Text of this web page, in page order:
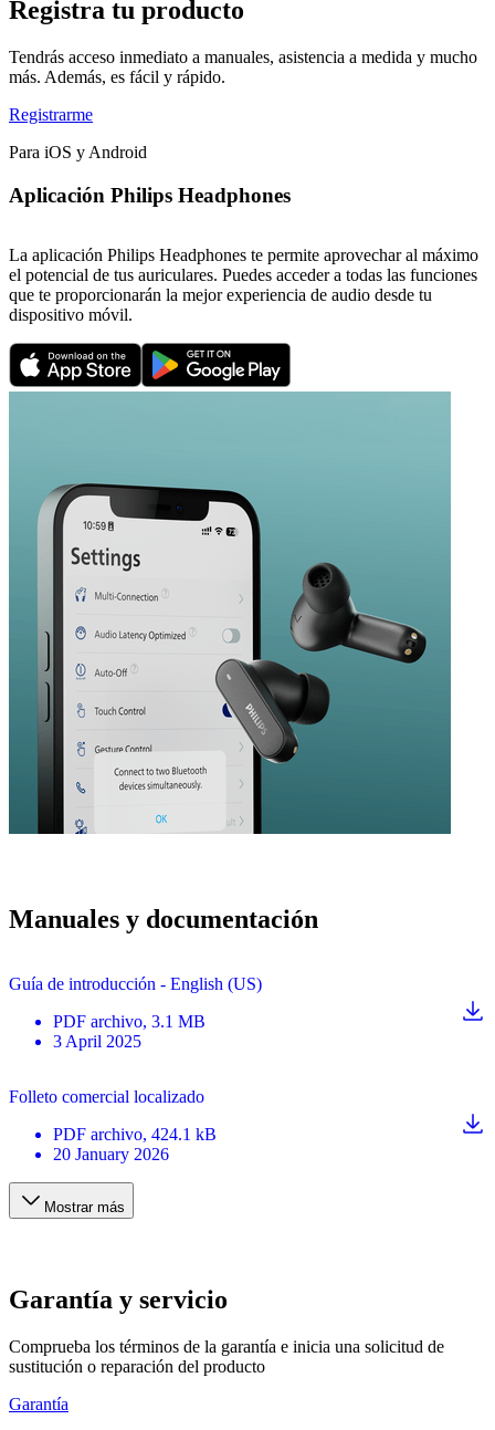
Registra tu producto
Tendrás acceso inmediato a manuales, asistencia a medida y mucho
más. Además, es fácil y rápido.
Registrarme
Para iOS y Android
Aplicación Philips Headphones
La aplicación Philips Headphones te permite aprovechar al máximo
el potencial de tus auriculares. Puedes acceder a todas las funciones
que te proporcionarán la mejor experiencia de audio desde tu
dispositivo móvil.
Manuales y documentación
Guía de introducción - English (US)
PDF archivo, 3.1 MB
3 April 2025
Folleto comercial localizado
PDF archivo, 424.1 kB
20 January 2026
Mostrar más
Garantía y servicio
Comprueba los términos de la garantía e inicia una solicitud de
sustitución o reparación del producto
Garantía